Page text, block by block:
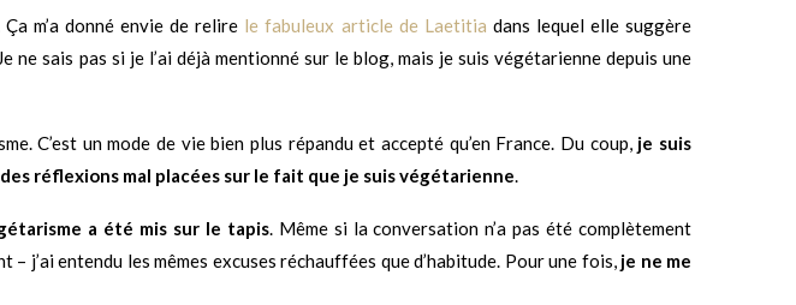
m’a donné envie de relire le fabuleux article de Laetitia dans lequel elle suggère
sais pas si je l’ai déjà mentionné sur le blog, mais je suis végétarienne depuis une
C’est un mode de vie bien plus répandu et accepté qu’en France. Du coup,je suis
réflexions mal placées sur le fait que je suis végétarienne.
a été mis sur le tapis. Même si la conversation n’a pas été complètement
j’ai entendu les mêmes excuses réchauffées que d’habitude. Pour une fois,je ne me